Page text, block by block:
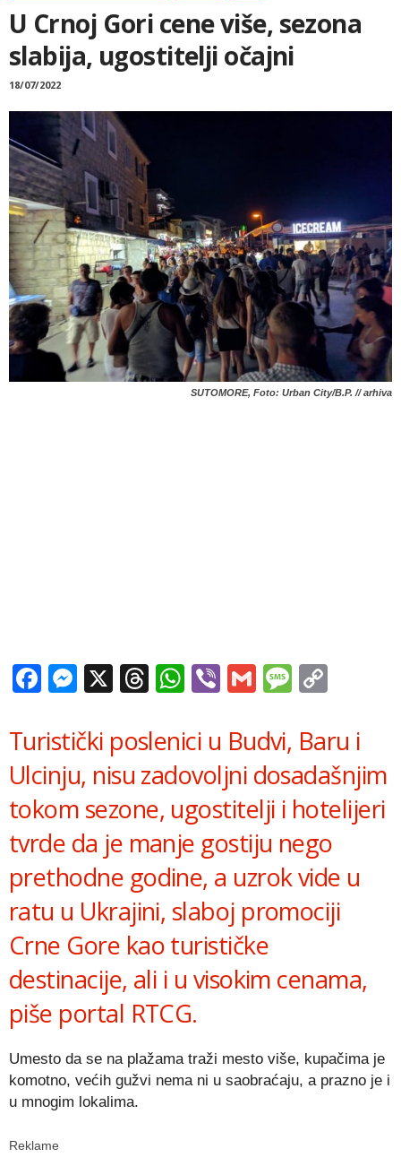
U Crnoj Gori cene više, sezona
slabija, ugostitelji očajni
18/07/2022
SUTOMORE, Foto: Urban City/B.P. // arhiva
Facebook
Messenger
X Threads
WhatsApp
ViberGmail
Turistički poslenici u Budvi, Baru i
Ulcinju, nisu zadovoljni dosadašnjim
tokom sezone, ugostitelji i hotelijeri
tvrde da je manje gostiju nego
prethodne godine, a uzrok vide u
ratu u Ukrajini, slaboj promociji
Crne Gore kao turističke
destinacije, ali i u visokim cenama,
piše portal RTCG.
Umesto da se na plažama traži mesto više, kupačima je
komotno, većih gužvi nema ni u saobraćaju, a prazno je i
u mnogim lokalima.
Reklame